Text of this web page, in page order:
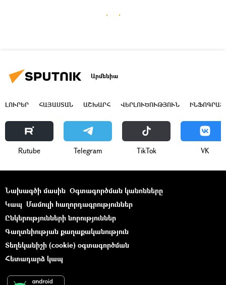
Արմենիա
ԼՈՒՐԵՐ ՀԱՅԱՍՏԱՆ ԱՇԽԱՐՀ ՎԵՐԼՈՒԾՈՒԹՅՈՒՆ
Rutube Telegram ТikТоk VK
Նախագծի մասին Օգտագործման կանոնները
Կապ Մամուլի հաղորդագրություններ
Ընկերությունների նորություններ
Գաղտնիության քաղաքականություն
Տեղեկանիշի (cookie) օգտագործման
Հետադարձ կապ